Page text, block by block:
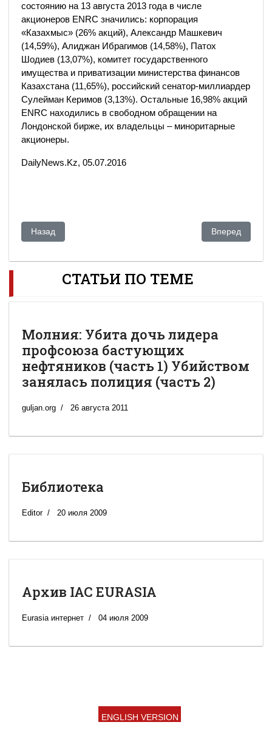
состоянию на 13 августа 2013 года в числе
акционеров ENRC значились: корпорация
«Казахмыс» (26% акций), Александр Машкевич
(14,59%), Алиджан Ибрагимов (14,58%), Патох
Шодиев (13,07%), комитет государственного
имущества и приватизации министерства финансов
Казахстана (11,65%), российский сенатор-миллиардер
Сулейман Керимов (3,13%). Остальные 16,98% акций
ENRC находились в свободном обращении на
Лондонской бирже, их владельцы – миноритарные
акционеры.
DailyNews.Kz, 05.07.2016
Предыдущий: Силовики опять стали мишенями в
Назад Следующий:
Вперед
СТАТЬИ ПО ТЕМЕ
Молния: Убита дочь лидера
профсоюза бастующих
нефтяников (часть 1) Убийством
занялась полиция (часть 2)
guljan.org 26 августа 2011
Библиотека
Editor 20 июля 2009
Архив IAC EURASIA
Eurasia интернет 04 июля 2009
ENGLISH VERSION